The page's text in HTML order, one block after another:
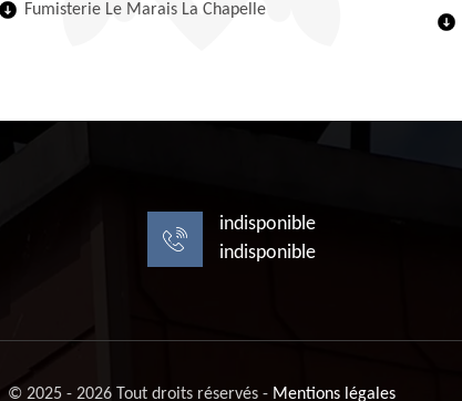
Fumisterie Le Marais La Chapelle
indisponible
indisponible
© 2025 - 2026 Tout droits réservés - Mentions légales